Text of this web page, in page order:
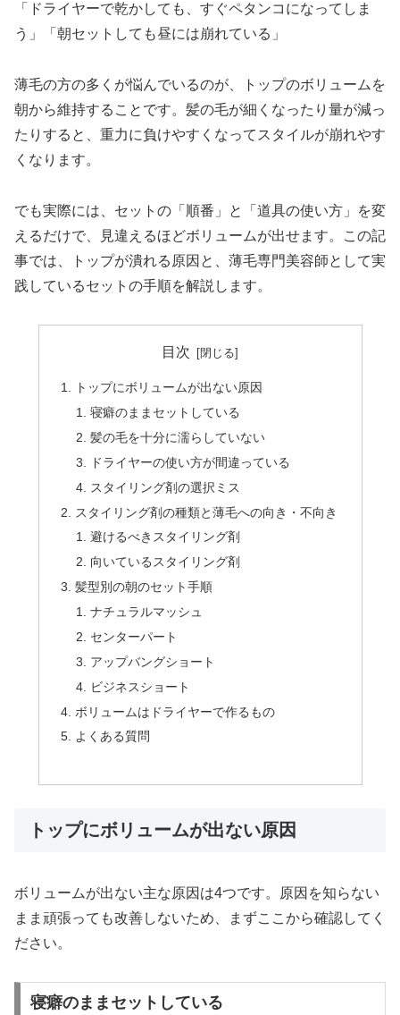
「ドライヤーで乾かしても、すぐペタンコになってしま
う」「朝セットしても昼には崩れている」
薄毛の方の多くが悩んでいるのが、トップのボリュームを
朝から維持することです。髪の毛が細くなったり量が減っ
たりすると、重力に負けやすくなってスタイルが崩れやす
くなります。
でも実際には、セットの「順番」と「道具の使い方」を変
えるだけで、見違えるほどボリュームが出せます。この記
事では、トップが潰れる原因と、薄毛専門美容師として実
践しているセットの手順を解説します。
目次
トップにボリュームが出ない原因
寝癖のままセットしている
髪の毛を十分に濡らしていない
ドライヤーの使い方が間違っている
スタイリング剤の選択ミス
スタイリング剤の種類と薄毛への向き・不向き
避けるべきスタイリング剤
向いているスタイリング剤
髪型別の朝のセット手順
ナチュラルマッシュ
センターパート
アップバングショート
ビジネスショート
ボリュームはドライヤーで作るもの
よくある質問
トップにボリュームが出ない原因
ボリュームが出ない主な原因は4つです。原因を知らない
まま頑張っても改善しないため、まずここから確認してく
ださい。
寝癖のままセットしている